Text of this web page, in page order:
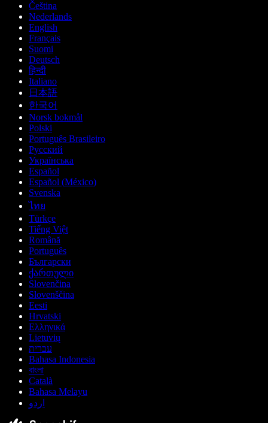
Čeština
Nederlands
English
Français
Suomi
Deutsch
हिन्दी
Italiano
日本語
한국어
Norsk bokmål
Polski
Português Brasileiro
Русский
Українська
Español
Español (México)
Svenska
ไทย
Türkçe
Tiếng Việt
Română
Português
Български
ქართული
Slovenčina
Slovenščina
Eesti
Hrvatski
Ελληνικά
Lietuvių
עברית
Bahasa Indonesia
বাংলা
Català
Bahasa Melayu
اردو